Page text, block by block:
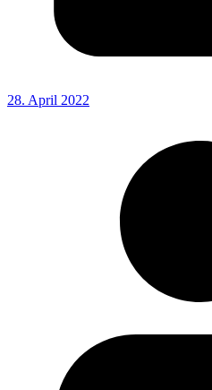
28. April 2022